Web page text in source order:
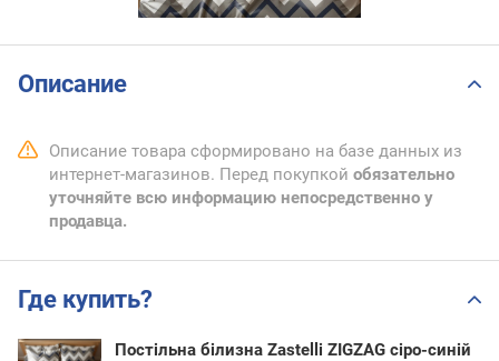
Описание
Описание товара сформировано на базе данных из
интернет-магазинов. Перед покупкой обязательно
уточняйте всю информацию непосредственно у
продавца.
Где купить?
Постільна білизна Zastelli ZIGZAG сіро-синій